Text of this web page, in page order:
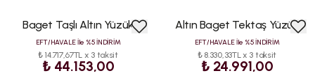
Baget Taşlı Altın Yüzük
EFT/HAVALE İle %5 İNDİRİM
₺ 14.717,67TL x 3 taksit
₺ 44.153,00
Altın Baget Tektaş Yüzük
EFT/HAVALE İle %5 İNDİRİM
₺ 8.330,33TL x 3 taksit
₺ 24.991,00